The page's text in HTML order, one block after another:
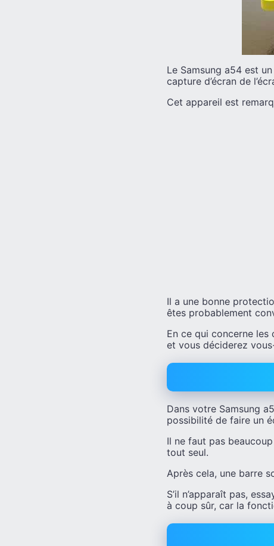
Le Samsung a54 est
capture d’écran de
Cet appareil est
Il a une bonne
êtes probablement
En ce qui concerne les
et vous déciderez
Dans votre Samsung
possibilité de faire un
Il ne faut pas
tout seul.
Après cela, une barre
S’il n’apparaît pas,
à coup sûr, car la